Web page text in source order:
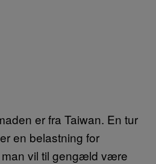
er fra Taiwan. En tur
en belastning for
vil til gengæld være